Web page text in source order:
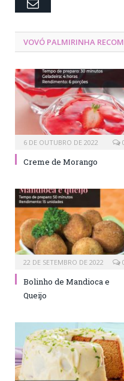
Email
VOVÓ PALMIRINHA
6 DE OUTUBRO DE 2022
Creme de Morango
22 DE SETEMBRO DE 2022
Bolinho de Mandioca e
Queijo